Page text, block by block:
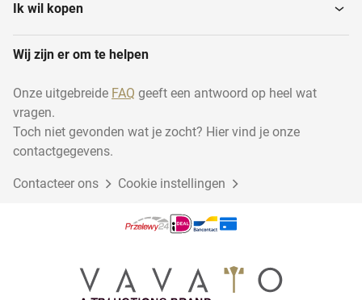
Ik wil kopen
Wij zijn er om te helpen
Onze uitgebreide FAQ geeft een antwoord op heel wat
vragen.
Toch niet gevonden wat je zocht? Hier vind je onze
contactgegevens.
Contacteer ons Cookie instellingen